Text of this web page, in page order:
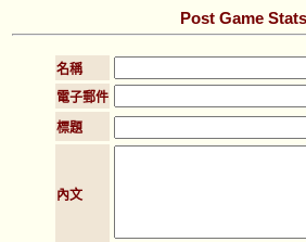
Post Game Stats
名稱
電子郵件
標題
內文